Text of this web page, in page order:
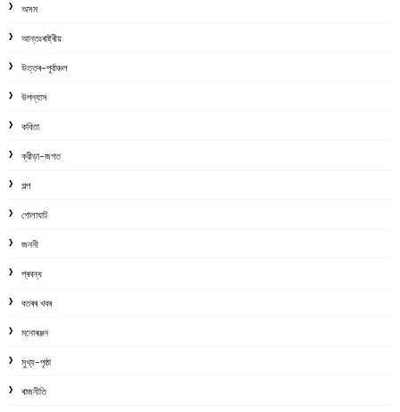
অসম
আন্তঃৰাষ্ট্ৰীয়
উত্তৰ-পূৰ্বাঞ্চল
উপন্যাস
কবিতা
ক্রীড়া-জগত
গল্প
গোলাঘাট
জননী
প্ৰবন্ধ
বতৰৰ খবৰ
মনোৰঞ্জন
মুখ্য-পৃষ্ঠা
ৰাজনীতি